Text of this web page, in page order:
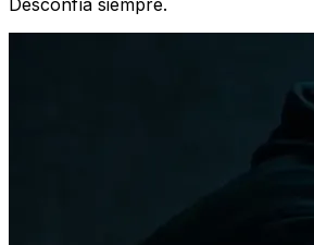
Desconfía siempre.